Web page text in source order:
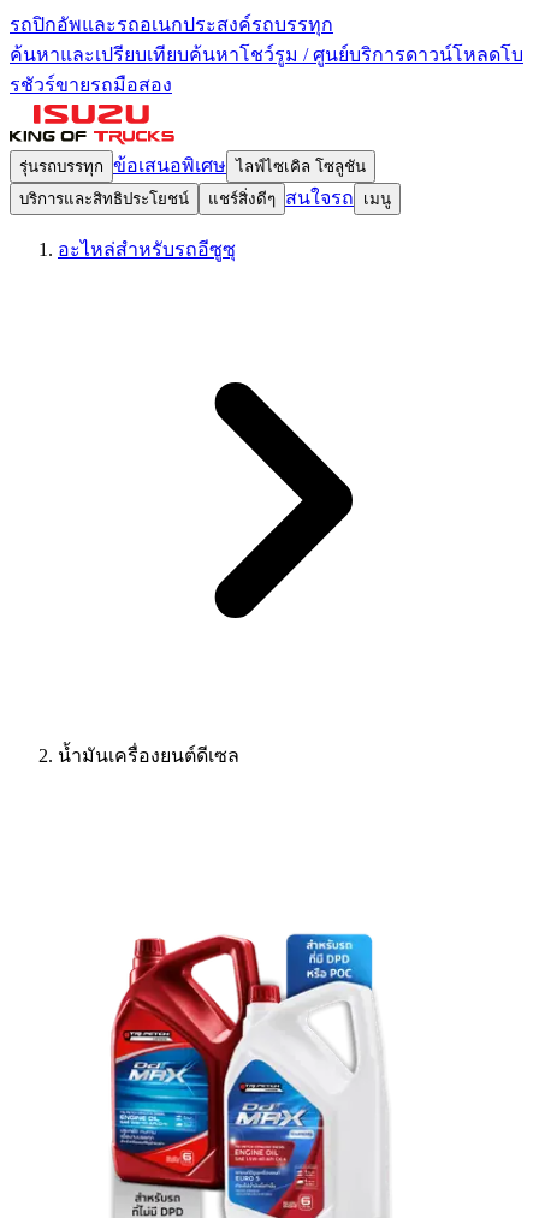
รถปิกอัพและรถอเนกประสงค์รถบรรทุก
ค้นหาและเปรียบเทียบค้นหาโชว์รูม / ศูนย์บริการดาวน์โหลดโบ
รชัวร์ขายรถมือสอง
รุ่นรถบรรทุก ข้อเสนอพิเศษ ไลฟ์ไซเคิล โซลูชัน
บริการและสิทธิประโยชน์
แชร์สิ่งดีๆ สนใจรถ เมนู
อะไหล่สำหรับรถอีซูซุ
น้ำมันเครื่องยนต์ดีเซล